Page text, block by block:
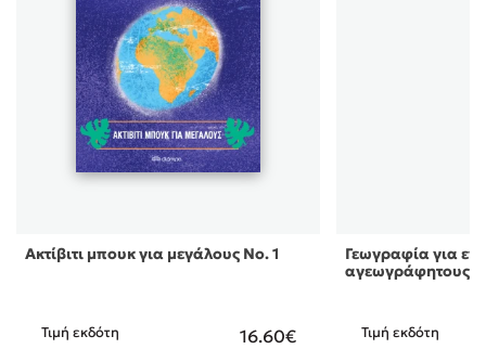
Ακτίβιτι μπουκ για μεγάλους Νο. 1
Τιμή εκδότη 16.60€
Γεωγραφία για
αγεωγράφητους
Τιμή εκδότη